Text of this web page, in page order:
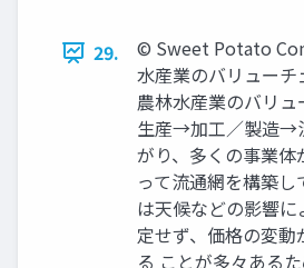
29.
© Sweet Potato
水産業のバリューチ
農林水産業のバリュ
生産→加工／製造→
がり、多くの事業
って流通網を構築
は天候などの影響
定せず、価格の変動
る ことが多々ある